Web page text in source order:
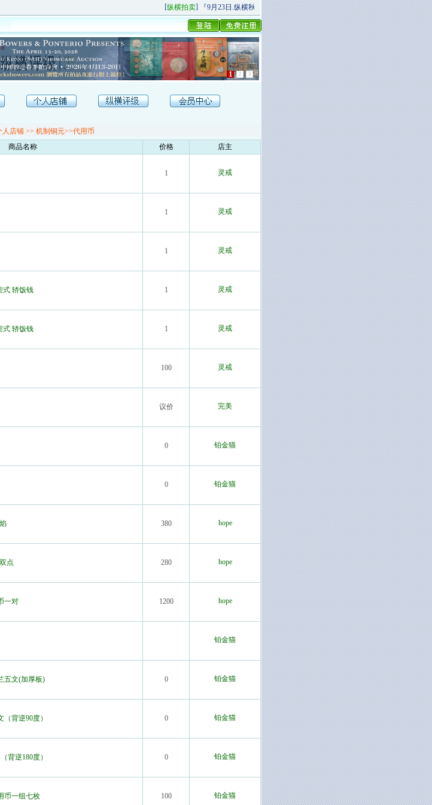
纵横拍卖]『9月23日.纵横秋季精品场P场』 今日上新！[纵横拍卖]9月20日.纵横秋季
1 2 3
人店铺 >> 机制铜元>>代用币
商品名称
价格 店主
1 灵戒
1 灵戒
1 灵戒
式 轿饭钱 1 灵戒
式 轿饭钱 1 灵戒
100 灵戒
议价 完美
0 铂金猫
0 铂金猫
380 hope
点 280 hope
一对 1200 hope
铂金猫
五文(加厚板) 0 铂金猫
（背逆90度） 0 铂金猫
背逆180度） 0 铂金猫
币一组七枚 100 铂金猫